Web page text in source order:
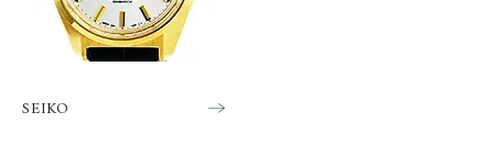
CUERVOY SOBRINOS
クエルボ・イソブリノス
SEIKO